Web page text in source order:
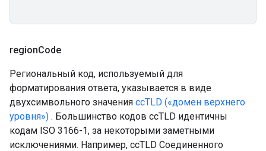
regionCode
Региональный код, используемый для
форматирования ответа, указывается в виде
двухсимвольного значения ccTLD («домен верхнего
уровня») . Большинство кодов ccTLD идентичны
кодам ISO 3166-1, за некоторыми заметными
исключениями. Например, ccTLD Соединенного